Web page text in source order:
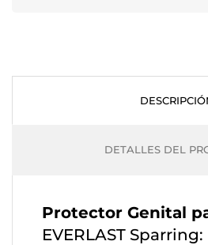
DETALLES DEL
Protector Genital
EVERLAST Sparring: